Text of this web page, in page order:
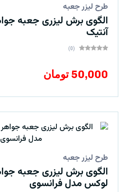
طرح لیزر جعبه
الگوی برش لیزری جعبه
آنتیک
(0)
50,000 تومان
طرح لیزر جعبه
الگوی برش لیزری جعبه
لوکس مدل فرانسوی